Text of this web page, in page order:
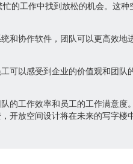
的工作中找到放松的机会。这
协作软件，团队可以更高效
以感受到企业的价值观和团队
工作效率和员工的工作满意
放空间设计将在未来的写字楼